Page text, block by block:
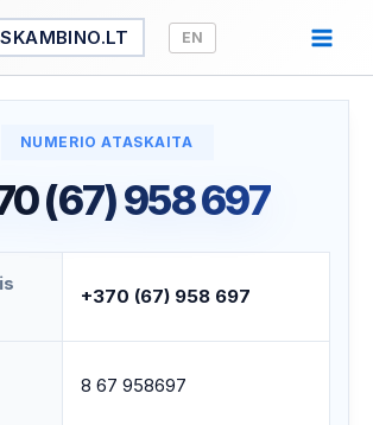
EN
NUMERIO ATASKAITA
(67) 958 697
+370 (67) 958 697
8 67 958697